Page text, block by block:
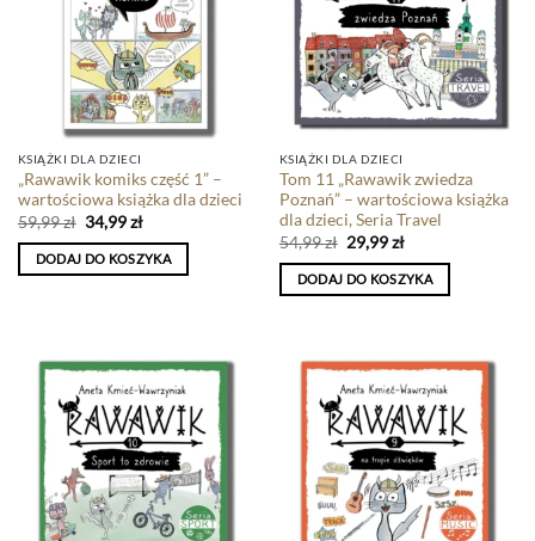
KSIĄŻKI DLA DZIECI
„Rawawik komiks część 1” –
wartościowa książka dla dzieci
59,99zł 34,99zł
DODAJ DO KOSZYKA
KSIĄŻKI DLA DZIECI
Tom 11 „Rawawik zwiedza
Poznań” – wartościowa książka
dla dzieci, Seria Travel
54,99zł 29,99zł
DODAJ DO KOSZYKA